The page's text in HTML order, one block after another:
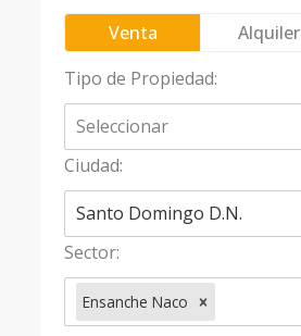
Venta
Alquiler
Tipo de Propiedad:
Seleccionar
Ciudad:
Santo Domingo D.N.
Sector:
Ensanche Naco